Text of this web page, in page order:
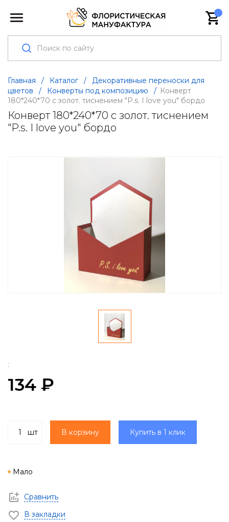
Главная / Каталог /
Декоративные переноски для
цветов
/ Конверты под композицию / Конверт
180*240*70 с золот. тиснением "P.s. I love you" бордо
Конверт 180*240*70 с золот. тиснением
"P.s. I love you" бордо
:
134 ₽
шт В корзину Купить в 1 клик
Мало
Сравнить
В закладки